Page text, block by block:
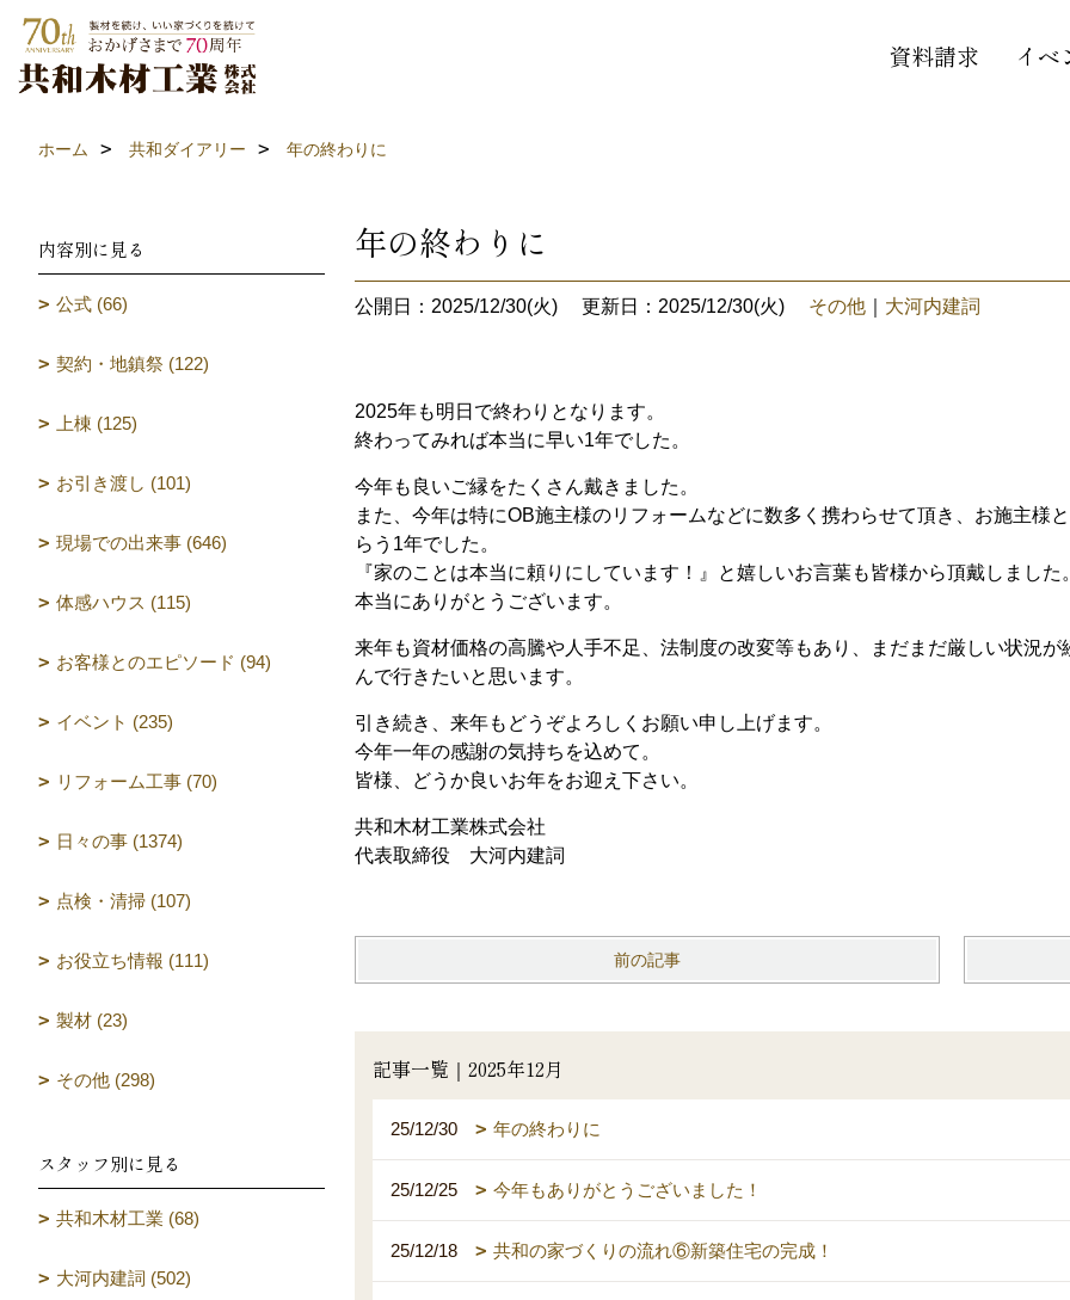
資料請求 イベ
ホーム 共和ダイアリー 年の終わりに
年の終わりに
公開日：2025/12/30(火) 更新日：2025/12/30(火) その他 大河内建詞
2025年も明日で終わりとなります。
終わってみれば本当に早い1年でした。
今年も良いご縁をたくさん戴きました。
また、今年は特にOB施主様のリフォームなどに数多く携わらせて頂き、お施主様
らう1年でした。
『家のことは本当に頼りにしています！』と嬉しいお言葉も皆様から頂戴しました
本当にありがとうございます。
来年も資材価格の高騰や人手不足、法制度の改変等もあり、まだまだ厳しい状況
んで行きたいと思います。
引き続き、来年もどうぞよろしくお願い申し上げます。
今年一年の感謝の気持ちを込めて。
皆様、どうか良いお年をお迎え下さい。
共和木材工業株式会社
代表取締役 大河内建詞
前の記事
記事一覧｜2025年12月
25/12/30 年の終わりに
25/12/25 今年もありがとうございました！
25/12/18 共和の家づくりの流れ⑥新築住宅の完成！
内容別に見る
公式 (66)
契約・地鎮祭 (122)
上棟 (125)
お引き渡し (101)
現場での出来事 (646)
体感ハウス (115)
お客様とのエピソード (94)
イベント (235)
リフォーム工事 (70)
日々の事 (1374)
点検・清掃 (107)
お役立ち情報 (111)
製材 (23)
その他 (298)
スタッフ別に見る
共和木材工業 (68)
大河内建詞 (502)